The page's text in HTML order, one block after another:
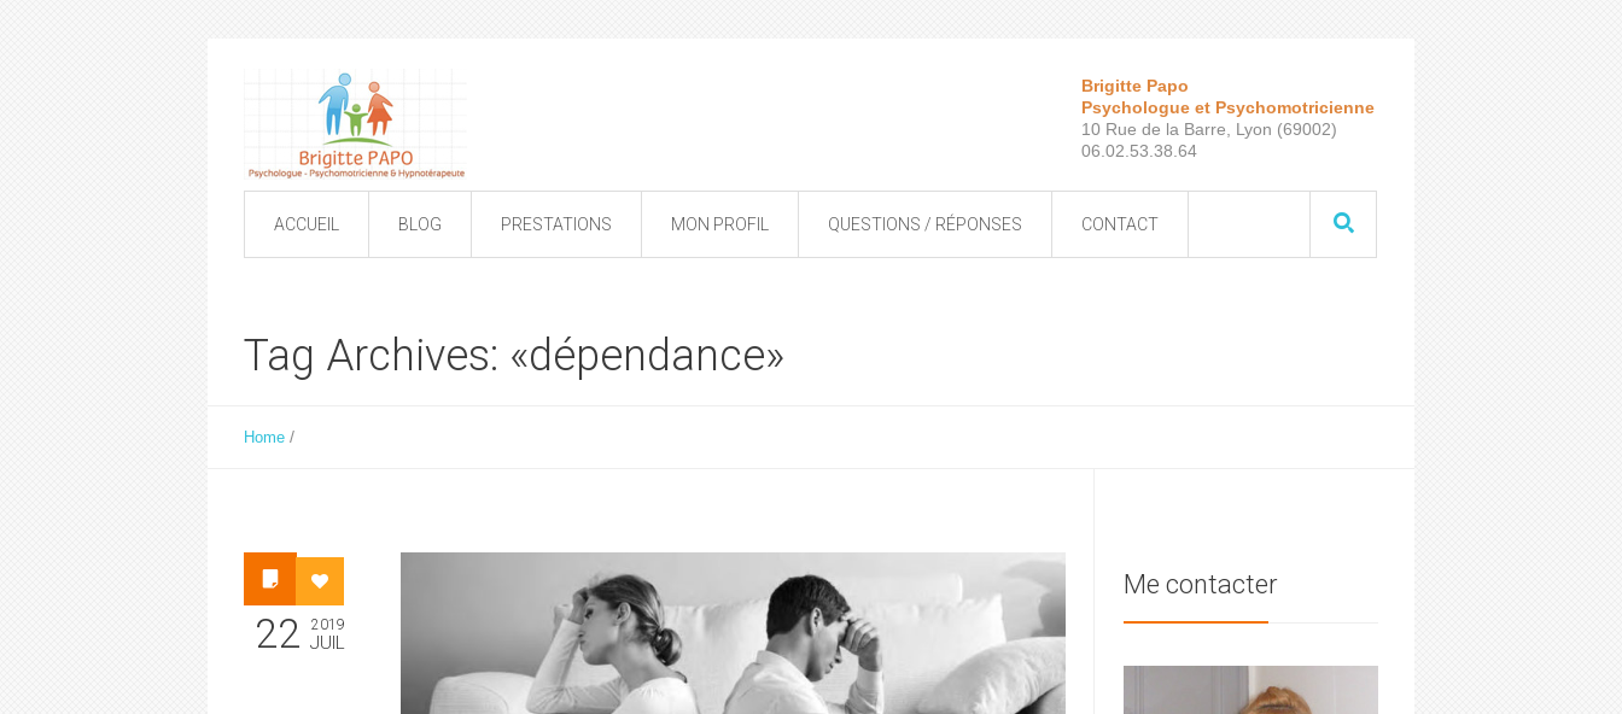
Brigitte Papo
Psychologue et Psychomotricienne
10 Rue de la Barre, Lyon (69002)
06.02.53.38.64
ACCUEIL BLOG PRESTATIONS MON PROFIL QUESTIONS / RÉPONSES CONTACT
Tag Archives: «dépendance»
Home /
22 2019
JUIL
Me contacter